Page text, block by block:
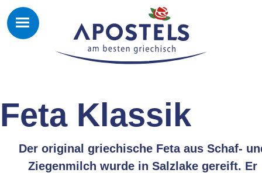
Feta Klassik
Der original griechische Feta aus Schaf-
Ziegenmilch wurde in Salzlake gereift. Er